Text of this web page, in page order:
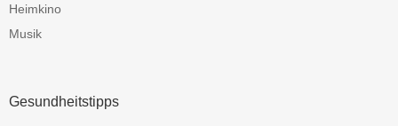
Heimkino
Musik
Gesundheitstipps